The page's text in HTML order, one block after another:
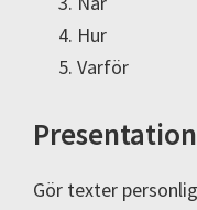
Hur
Varför
Gör texter